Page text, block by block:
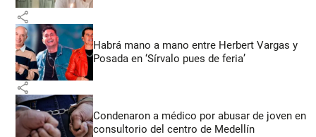
share
Habrá mano a mano entre Herbert Vargas y
Posada en ‘Sírvalo pues de feria’
share
Condenaron a médico por abusar de joven en
consultorio del centro de Medellín